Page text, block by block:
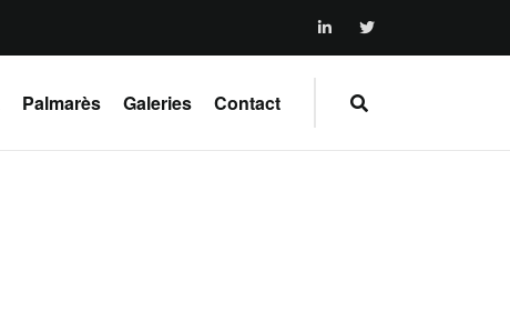
Palmarès Galeries Contact